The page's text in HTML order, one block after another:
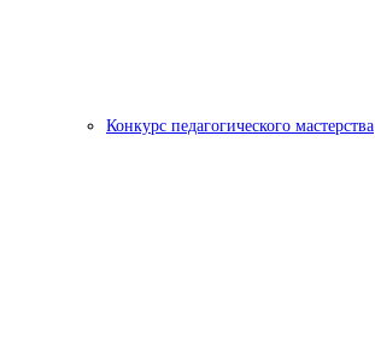
Конкурс педагогического мастерства